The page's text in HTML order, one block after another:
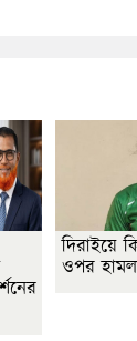
দিরাইয়ে
ওপর